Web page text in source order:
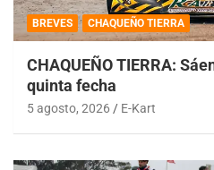
BREVES CHAQUEÑO TIERRA
CHAQUEÑO TIERRA:
quinta fecha
5 agosto, 2026 E-Kart